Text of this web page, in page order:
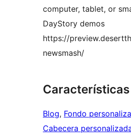
computer, tablet, or
DayStory demos
https://
newsmash/
Características
Blog, Fondo
Cabecera